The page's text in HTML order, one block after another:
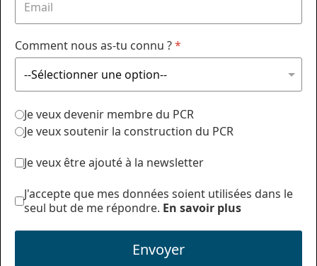
Comment nous as-tu connu ?*
Je veux devenir membre du PCR
Je veux soutenir la construction du PCR
Je veux être ajouté à la newsletter
J'accepte que mes données soient utilisées dans le
seul but de me répondre. En savoir plus
Envoyer